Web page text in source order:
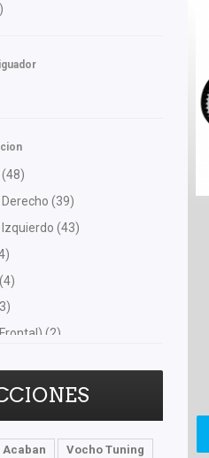
(1)
(48)
(39)
(43)
(4)
(2)
(10)
Acaban
Vocho Tuning